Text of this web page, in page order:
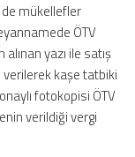
mükellefler
ÖTV
yazı ile satış
verilerek kaşe tatbiki
fotokopisi ÖTV
verildiği vergi